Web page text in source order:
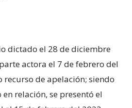
dictado el 28 de diciembre
actora el 7 de febrero del
de apelación; siendo
relación, se presentó el